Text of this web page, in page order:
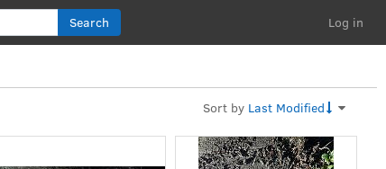
Search Log in
Sort by Last Modified